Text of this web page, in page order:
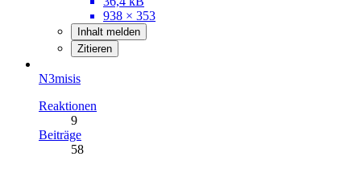
938 × 353
Inhalt melden
Zitieren
N3misis
Reaktionen
9
Beiträge
58